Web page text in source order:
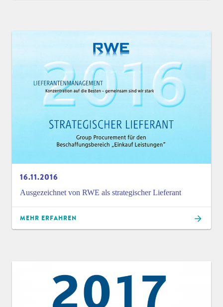
16.11.2016
Ausgezeichnet von RWE als strategischer Lieferant
MEHR ERFAHREN